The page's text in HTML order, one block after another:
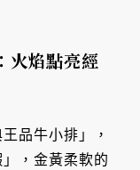
火焰點亮經
品牛小排」，
，金黃柔軟的